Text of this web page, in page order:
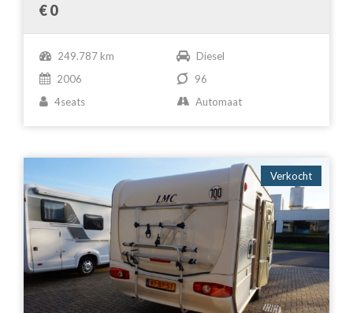
€ 0
249.787 km
Diesel
2006
96
4seats
Automaat
Verkocht